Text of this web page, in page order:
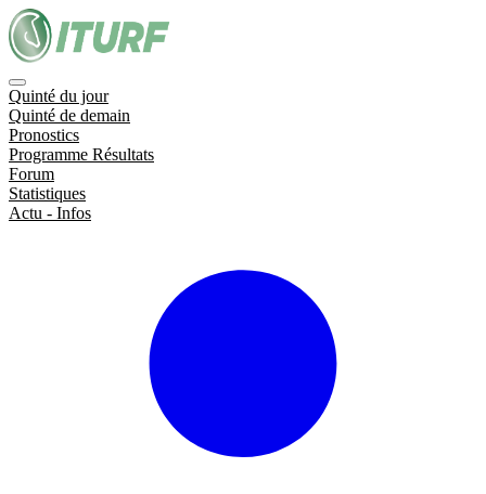
Quinté du jour
Quinté de demain
Pronostics
Programme Résultats
Forum
Statistiques
Actu - Infos